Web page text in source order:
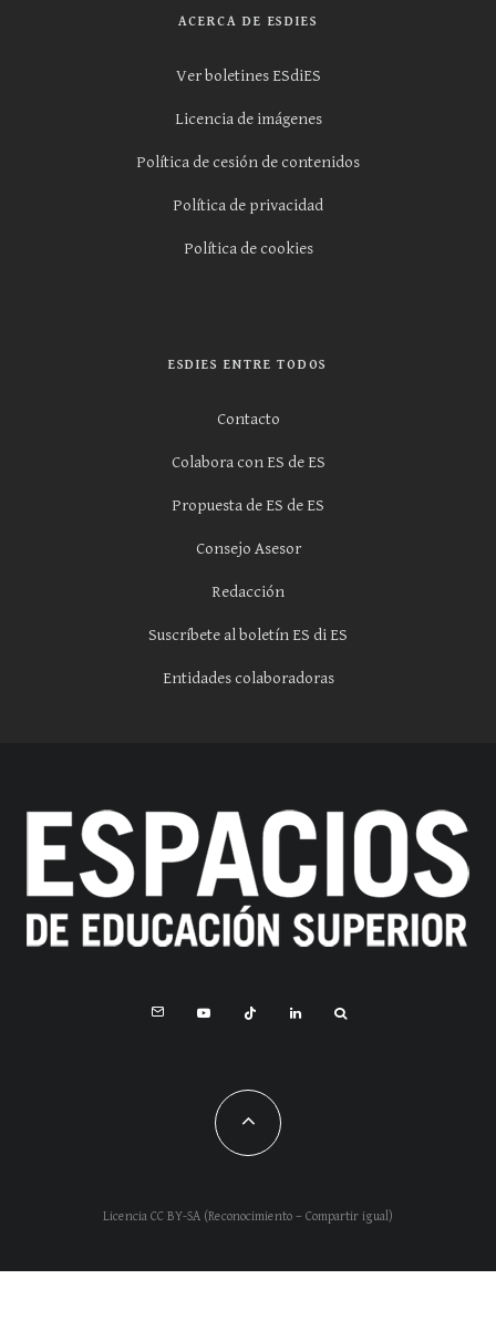
ACERCA DE ESDIES
Ver boletines ESdiES
Licencia de imágenes
Política de cesión de contenidos
Política de privacidad
Política de cookies
ESDIES ENTRE TODOS
Contacto
Colabora con ES de ES
Propuesta de ES de ES
Consejo Asesor
Redacción
Suscríbete al boletín ES di ES
Entidades colaboradoras
Licencia CC BY-SA (Reconocimiento – Compartir igual)